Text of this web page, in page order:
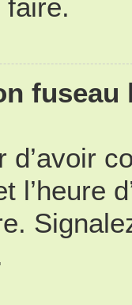
faire.
d’avoir
l’heure